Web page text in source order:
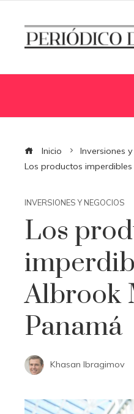
Inicio
Inversiones
Los productos
INVERSIONES Y NEGOCIOS
Los
Albrook
Panamá
Khasan Ibragimov